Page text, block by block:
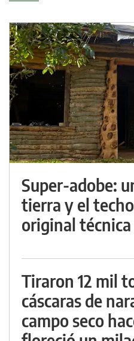
Super-adobe:
tierra y el
original
Tiraron 12 mil
cáscaras de
campo seco